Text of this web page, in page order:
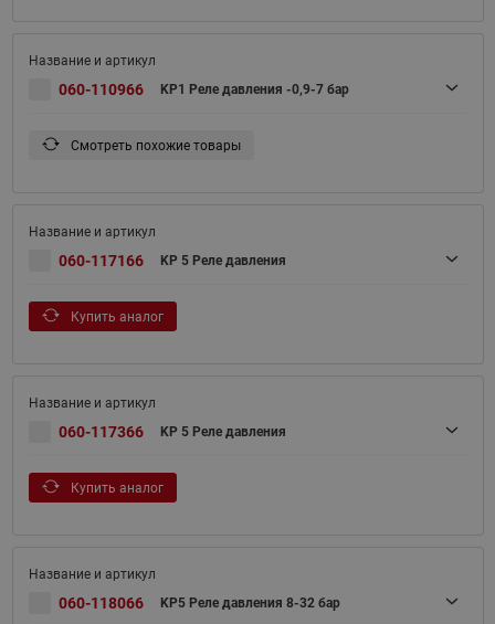
060-110966 KP1 Реле давления -0,9-7 бар
Смотреть похожие товары
060-117166 KP 5 Реле давления
Купить аналог
060-117366 KP 5 Реле давления
Купить аналог
060-118066 KP5 Реле давления 8-32 бар